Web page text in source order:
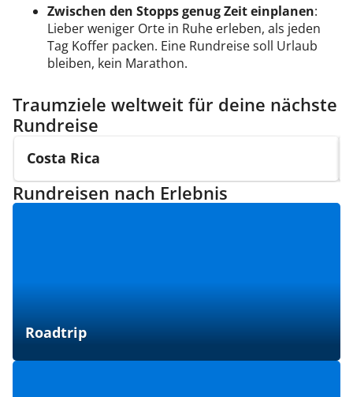
Zwischen den Stopps genug Zeit einplanen:
Lieber weniger Orte in Ruhe erleben, als jeden
Tag Koffer packen. Eine Rundreise soll Urlaub
bleiben, kein Marathon.
Traumziele weltweit für deine nächste
Rundreise
Costa Rica
Rundreisen nach Erlebnis
Roadtrip